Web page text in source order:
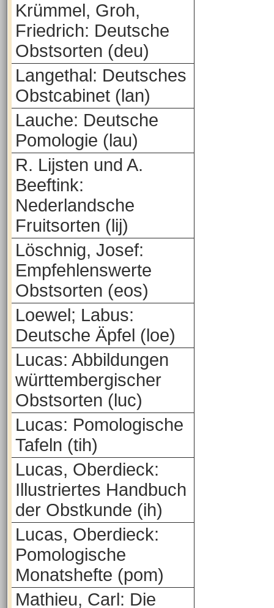
Krümmel, Groh,
Friedrich: Deutsche
Obstsorten (deu)
Langethal: Deutsches
Obstcabinet (lan)
Lauche: Deutsche
Pomologie (lau)
R. Lijsten und A.
Beeftink:
Nederlandsche
Fruitsorten (lij)
Löschnig, Josef:
Empfehlenswerte
Obstsorten (eos)
Loewel; Labus:
Deutsche Äpfel (loe)
Lucas: Abbildungen
württembergischer
Obstsorten (luc)
Lucas: Pomologische
Tafeln (tih)
Lucas, Oberdieck:
Illustriertes Handbuch
der Obstkunde (ih)
Lucas, Oberdieck:
Pomologische
Monatshefte (pom)
Mathieu, Carl: Die